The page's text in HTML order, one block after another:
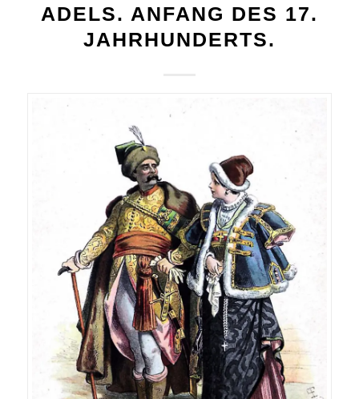
ADELS. ANFANG DES 17.
JAHRHUNDERTS.